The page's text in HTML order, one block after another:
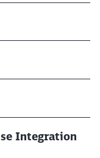
Integration